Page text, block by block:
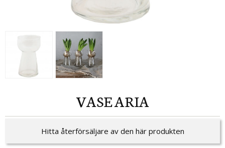
VASE ARIA
Hitta återförsäljare av den här produkten